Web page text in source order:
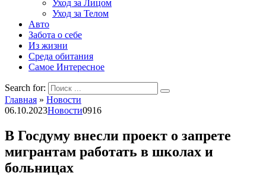
Уход за Лицом
Уход за Телом
Авто
Забота о себе
Из жизни
Среда обитания
Самое Интересное
Search for:
Главная » Новости
06.10.2023Новости0916
В Госдуму внесли проект о запрете
мигрантам работать в школах и
больницах